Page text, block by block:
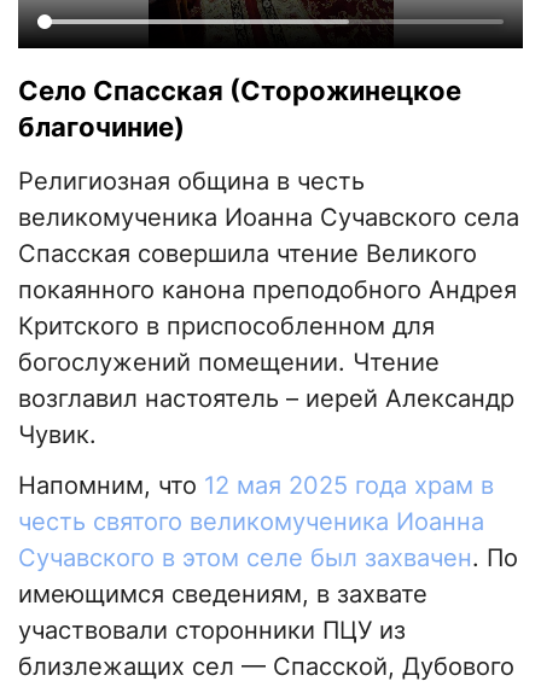
Село Спасская (Сторожинецкое
благочиние)
Религиозная община в честь
великомученика Иоанна Сучавского села
Спасская совершила чтение Великого
покаянного канона преподобного Андрея
Критского в приспособленном для
богослужений помещении. Чтение
возглавил настоятель – иерей Александр
Чувик.
Напомним, что 12 мая 2025 года храм в
честь святого великомученика Иоанна
Сучавского в этом селе был захвачен. По
имеющимся сведениям, в захвате
участвовали сторонники ПЦУ из
близлежащих сел — Спасской, Дубового